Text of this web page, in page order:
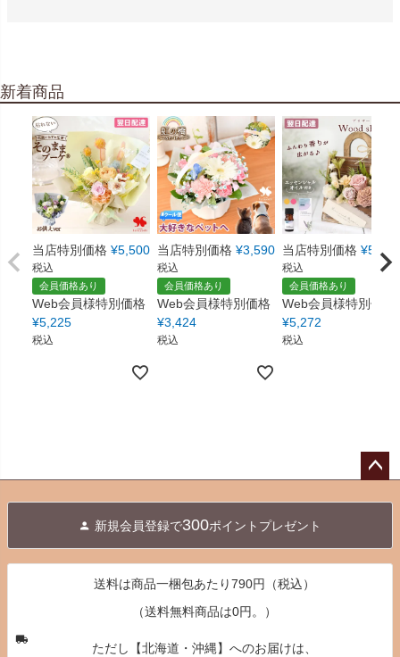
新着商品
当店特別価格 ¥5,500
税込
会員価格あり
Web会員様特別価格
¥5,225
税込
当店特別価格 ¥3,590
税込
会員価格あり
Web会員様特別価格
¥3,424
税込
当店特別価格 ¥5,550
税込
会員価格あり
Web会員様特別価格
¥5,272
税込
へ
新規会員登録で300ポイントプレゼント
送料は商品一梱包あたり790円（税込）
（送料無料商品は0円。）
ただし【北海道・沖縄】へのお届けは、